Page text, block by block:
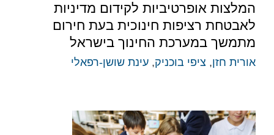
המלצות אופרטיביות לקידום מדיניות
לאבטחת רציפות חינוכית בעת חירום
מתמשך במערכת החינוך בישראל
אורית חזן, ציפי בוכניק, עינת שושן-רפאלי